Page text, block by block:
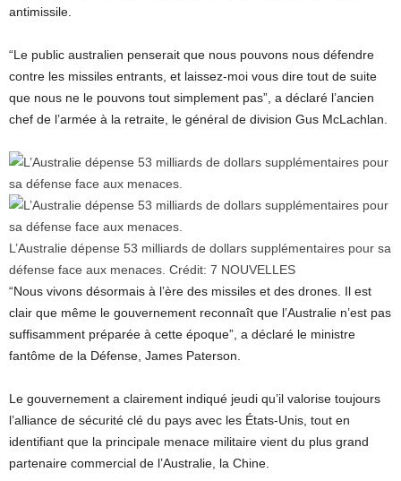
antimissile.
“Le public australien penserait que nous pouvons nous défendre
contre les missiles entrants, et laissez-moi vous dire tout de suite
que nous ne le pouvons tout simplement pas”, a déclaré l’ancien
chef de l’armée à la retraite, le général de division Gus McLachlan.
L’Australie dépense 53 milliards de dollars supplémentaires pour sa
défense face aux menaces. Crédit: 7 NOUVELLES
“Nous vivons désormais à l’ère des missiles et des drones. Il est
clair que même le gouvernement reconnaît que l’Australie n’est pas
suffisamment préparée à cette époque”, a déclaré le ministre
fantôme de la Défense, James Paterson.
Le gouvernement a clairement indiqué jeudi qu’il valorise toujours
l’alliance de sécurité clé du pays avec les États-Unis, tout en
identifiant que la principale menace militaire vient du plus grand
partenaire commercial de l’Australie, la Chine.